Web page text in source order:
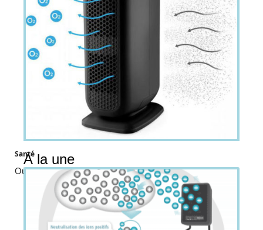
Santé
Où acheter un ionisateur ?
À la une